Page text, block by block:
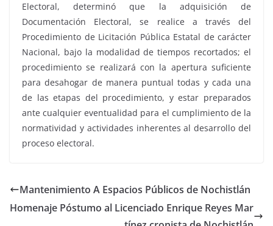
Electoral, determinó que la adquisición de
Documentación Electoral, se realice a través del
Procedimiento de Licitación Pública Estatal de carácter
Nacional, bajo la modalidad de tiempos recortados; el
procedimiento se realizará con la apertura suficiente
para desahogar de manera puntual todas y cada una
de las etapas del procedimiento, y estar preparados
ante cualquier eventualidad para el cumplimiento de la
normatividad y actividades inherentes al desarrollo del
proceso electoral.
Mantenimiento A Espacios Públicos de Nochistlán
Homenaje Póstumo al Licenciado Enrique Reyes Mar